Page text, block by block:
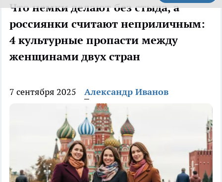
Что немки делают без стыда, а
россиянки считают неприличным:
4 культурные пропасти между
женщинами двух стран
7 сентября 2025 Александр Иванов